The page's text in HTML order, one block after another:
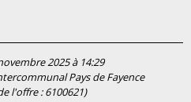
2025 à 14:29
Pays de Fayence
l'offre :6100621)